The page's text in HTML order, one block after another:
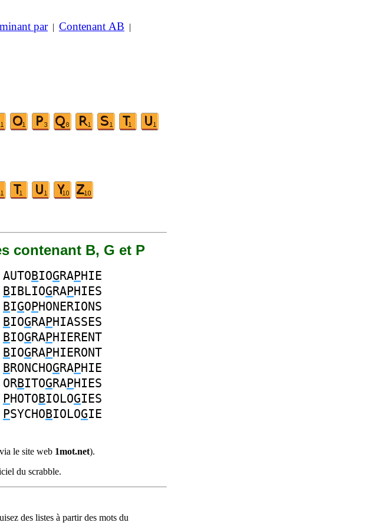
par| Contenant AB |
contenant B, G et P
AUTOBIOGRAPHIE
BIBLIOGRAPHIES
BIGOPHONERIONS
BIOGRAPHIASSES
BIOGRAPHIERENT
BIOGRAPHIERONT
BRONCHOGRAPHIE
ORBITOGRAPHIES
PHOTOBIOLOGIES
PSYCHOBIOLOGIE
le site web 1mot.net).
du scrabble.
des listes à partir des mots du